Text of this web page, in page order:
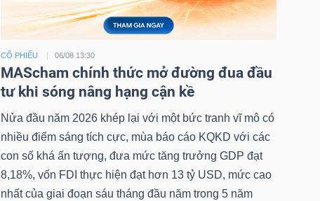
CỔ PHIẾU 06/08 13:30
MAScham chính thức mở đường đua đầu
tư khi sóng nâng hạng cận kề
Nửa đầu năm 2026 khép lại với một bức tranh vĩ mô có
nhiều điểm sáng tích cực, mùa báo cáo KQKD với các
con số khá ấn tượng, đưa mức tăng trưởng GDP đạt
8,18%, vốn FDI thực hiện đạt hơn 13 tỷ USD, mức cao
nhất của giai đoạn sáu tháng đầu năm trong 5 năm